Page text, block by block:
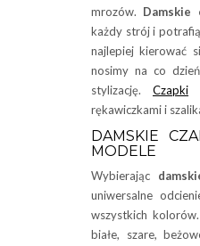
mrozów. Damskie
każdy strój i
najlepiej kierować
nosimy na co
stylizację. Czapki
rękawiczkami i
DAMSKIE
MODELE
Wybierając
uniwersalne
wszystkich
białe, szare,